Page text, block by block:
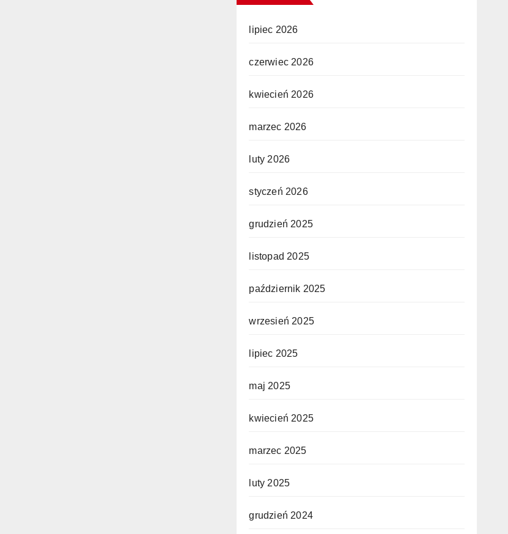
lipiec 2026
czerwiec 2026
kwiecień 2026
marzec 2026
luty 2026
styczeń 2026
grudzień 2025
listopad 2025
październik 2025
wrzesień 2025
lipiec 2025
maj 2025
kwiecień 2025
marzec 2025
luty 2025
grudzień 2024